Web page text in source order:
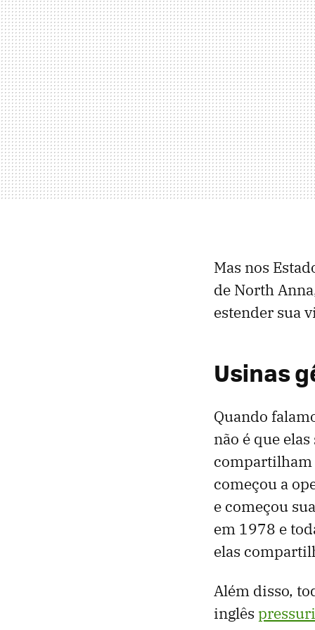
Mas nos
de North
estender sua
Usinas
Quando
não é que
compartilham
começou a
e começou
em 1978 e
elas
Além disso,
inglês